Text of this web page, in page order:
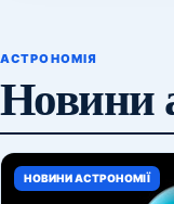
АСТРОНОМІЯ
Новини
НОВИНИ АСТРОНОМІЇ